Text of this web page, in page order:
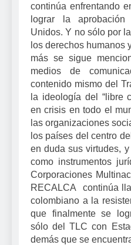
continúa enfrentando
lograr la
Unidos. Y no sólo por
los derechos humanos
más se sigue
medios de
contenido mismo del
la ideología del “libre
en crisis en todo el
las organizaciones
los países del centro
en duda sus virtudes,
como instrumentos
Corporaciones
RECALCA continúa
colombiano a la
que finalmente se
sólo del TLC con
demás que se